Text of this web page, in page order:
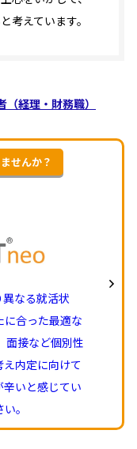
考えています。
経理・財務職）
せんか？
なる就活状
合った最適な
面接など個別性
内定に向けて
いと感じてい
。